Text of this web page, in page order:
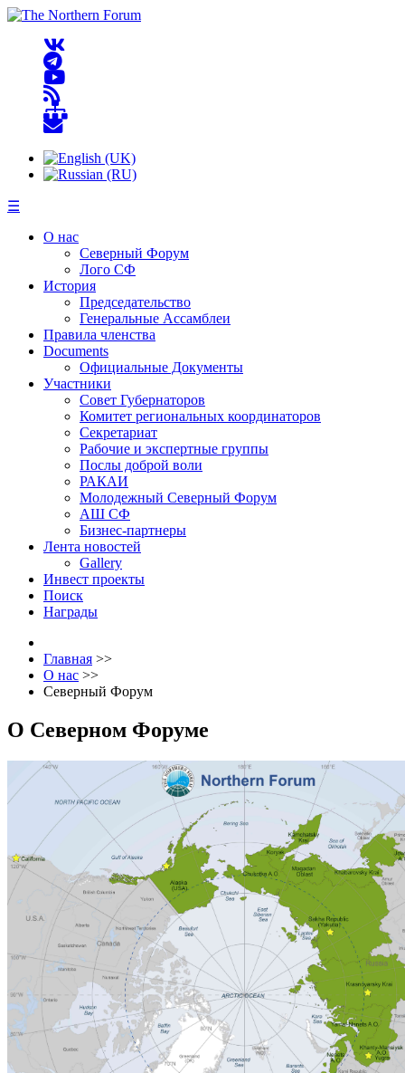
☰
О нас
Северный Форум
Лого СФ
История
Председательство
Генеральные Ассамблеи
Правила членства
Documents
Официальные Документы
Участники
Совет Губернаторов
Комитет региональных координаторов
Секретариат
Рабочие и экспертные группы
Послы доброй воли
РАКАИ
Молодежный Северный Форум
АШ СФ
Бизнес-партнеры
Лента новостей
Gallery
Инвест проекты
Поиск
Награды
Главная >>
О нас >>
Северный Форум
О Северном Форуме